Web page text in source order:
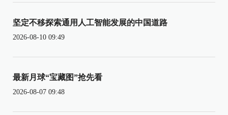
坚定不移探索通用人工智能发展的中国道路
2026-08-10 09:49
最新月球“宝藏图”抢先看
2026-08-07 09:48